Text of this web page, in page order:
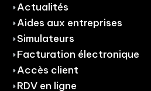
Actualités
Aides aux entreprises
Simulateurs
Facturation électronique
Accès client
RDV en ligne